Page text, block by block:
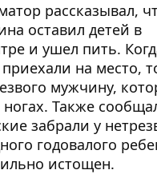
рассказывал,
оставил детей в
и ушел пить.
на место,
мужчину,
ногах. Также
забрали у
годовалого
истощен.